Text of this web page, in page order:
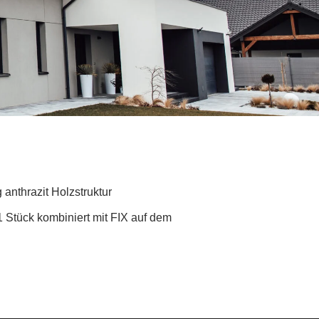
anthrazit Holzstruktur
Stück kombiniert mit FIX auf dem